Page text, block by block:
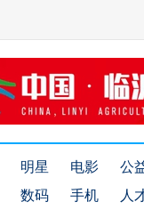
明星 电影
公
数码 手机 人